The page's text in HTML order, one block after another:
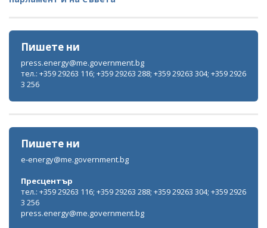
Пишете ни
press.energy@me.government.bg
тел.: +359 29263 116; +359 29263 288; +359 29263 304; +359 2926
3 256
Пишете ни
e-energy@me.government.bg
Пресцентър
тел.: +359 29263 116; +359 29263 288; +359 29263 304; +359 2926
3 256
press.energy@me.government.bg